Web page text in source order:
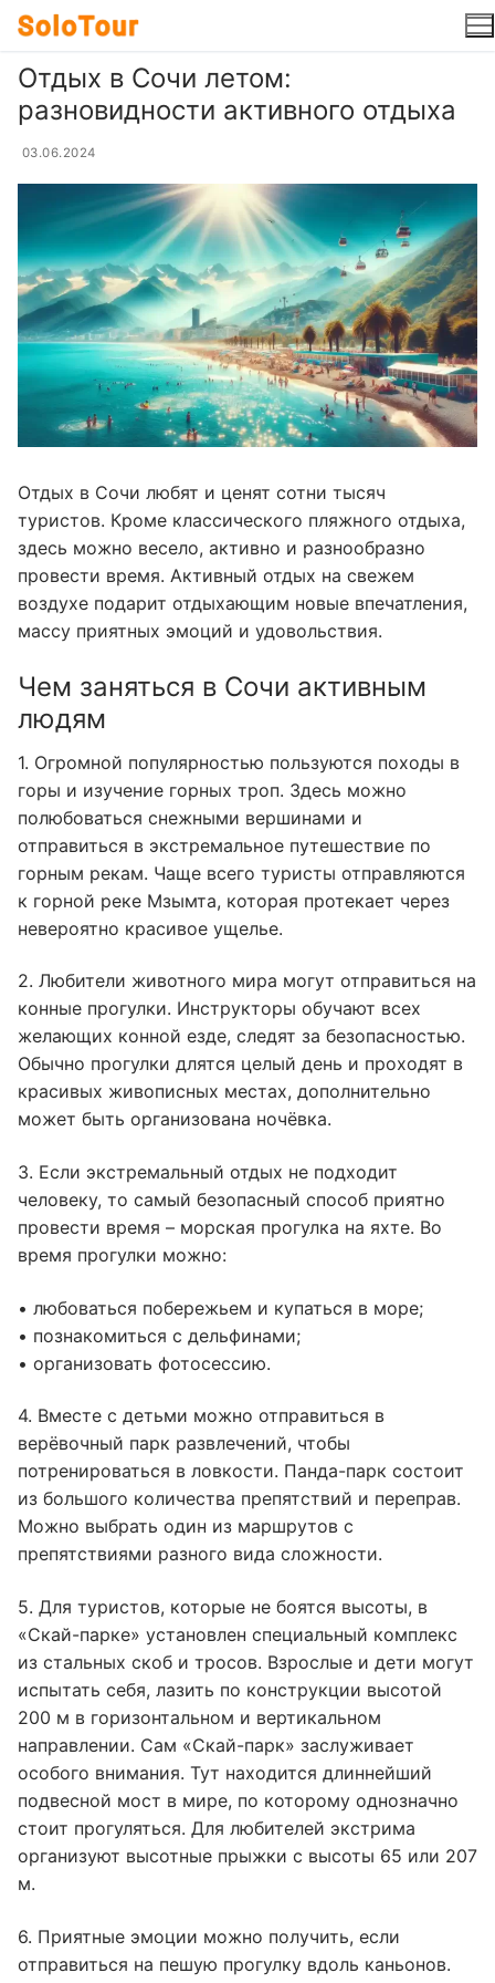
Перейти
содержимому
Отдых в Сочи летом:
разновидности активного отдыха
03.06.2024
Отдых в Сочи любят и ценят сотни тысяч
туристов. Кроме классического пляжного отдыха,
здесь можно весело, активно и разнообразно
провести время. Активный отдых на свежем
воздухе подарит отдыхающим новые впечатления,
массу приятных эмоций и удовольствия.
Чем заняться в Сочи активным
людям
1. Огромной популярностью пользуются походы в
горы и изучение горных троп. Здесь можно
полюбоваться снежными вершинами и
отправиться в экстремальное путешествие по
горным рекам. Чаще всего туристы отправляются
к горной реке Мзымта, которая протекает через
невероятно красивое ущелье.
2. Любители животного мира могут отправиться на
конные прогулки. Инструкторы обучают всех
желающих конной езде, следят за безопасностью.
Обычно прогулки длятся целый день и проходят в
красивых живописных местах, дополнительно
может быть организована ночёвка.
3. Если экстремальный отдых не подходит
человеку, то самый безопасный способ приятно
провести время – морская прогулка на яхте. Во
время прогулки можно:
• любоваться побережьем и купаться в море;
• познакомиться с дельфинами;
• организовать фотосессию.
4. Вместе с детьми можно отправиться в
верёвочный парк развлечений, чтобы
потренироваться в ловкости. Панда-парк состоит
из большого количества препятствий и переправ.
Можно выбрать один из маршрутов с
препятствиями разного вида сложности.
5. Для туристов, которые не боятся высоты, в
«Скай-парке» установлен специальный комплекс
из стальных скоб и тросов. Взрослые и дети могут
испытать себя, лазить по конструкции высотой
200 м в горизонтальном и вертикальном
направлении. Сам «Скай-парк» заслуживает
особого внимания. Тут находится длиннейший
подвесной мост в мире, по которому однозначно
стоит прогуляться. Для любителей экстрима
организуют высотные прыжки с высоты 65 или 207
м.
6. Приятные эмоции можно получить, если
отправиться на пешую прогулку вдоль каньонов.